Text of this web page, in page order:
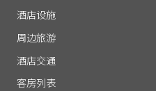
酒店设施
周边旅游
酒店交通
客房列表